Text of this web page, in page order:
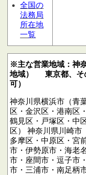
全国の
法務局
所在地
一覧
※主な営業地域：神
地域）
東京都、そ
可）
神奈川県横浜市（青
区・金沢区・港南区
鶴見区・戸塚区・中
区）
神奈川県川崎市
多摩区・中原区・宮
市・伊勢原市・海老
市・座間市・逗子市
市・三浦市・南足柄